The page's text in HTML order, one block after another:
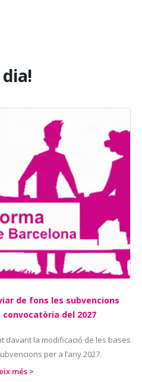
dia!
de fons les subvencions
del 2027
davant la modificació de les bases
per a l’any 2027.
més >